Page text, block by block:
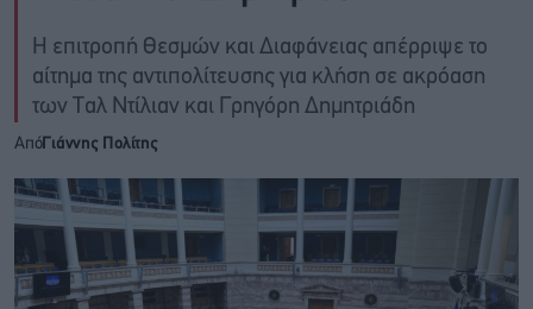
Η επιτροπή Θεσμών και Διαφάνειας απέρριψε το
αίτημα της αντιπολίτευσης για κλήση σε ακρόαση
των Ταλ Ντίλιαν και Γρηγόρη Δημητριάδη
ΑπόΓιάννης Πολίτης